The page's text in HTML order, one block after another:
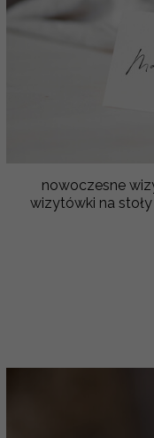
nowoczesne
wizytówki na